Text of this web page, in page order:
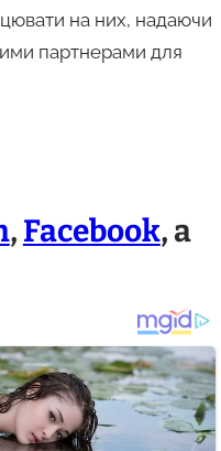
на них, надаючи
партнерами для
, Facebook, а